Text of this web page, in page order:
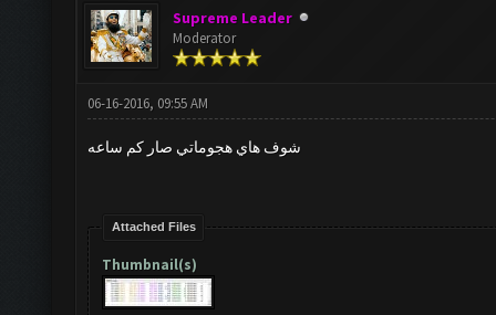
Supreme Leader
Moderator
06-16-2016, 09:55 AM
شوف هاي هجوماتي صار كم ساعه
Attached Files
Thumbnail(s)